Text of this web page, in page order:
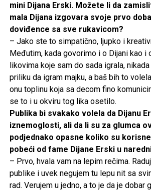
mini Dijana Erski. Možete li da
mala Dijana izgovara svoje prvo
doviđence sa sve rukavicom?
– Jako ste to simpatično, ljupko i
Međutim, kada govorimo i o Dijani kao i
likovima koje sam do sada igrala,
priliku da igram majku, a baš bih to
onu toplinu koja sa decom fino
se to i u okviru tog lika osetilo.
Publika bi svakako volela da Dijanu
iznemoglosti, ali da li su za glumca
podjednako opasne koliko su
pobeći od fame Dijane Erski u
– Prvo, hvala vam na lepim rečima.
publike i uvek negujem tu lepu nit sa
rad. Verujem u jedno, a to je da je dobar